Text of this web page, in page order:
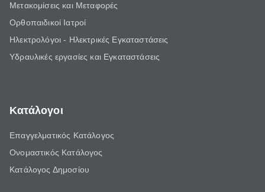
Μετακομίσεις και Μεταφορές
Ορθοπαιδικοί Ιατροί
Ηλεκτρολόγοι - Ηλεκτρικές Εγκαταστάσεις
Υδραυλικές εργασίες και Εγκαταστάσεις
Κατάλογοι
Επαγγελματικός Κατάλογος
Ονομαστικός Κατάλογος
Κατάλογος Δημοσίου